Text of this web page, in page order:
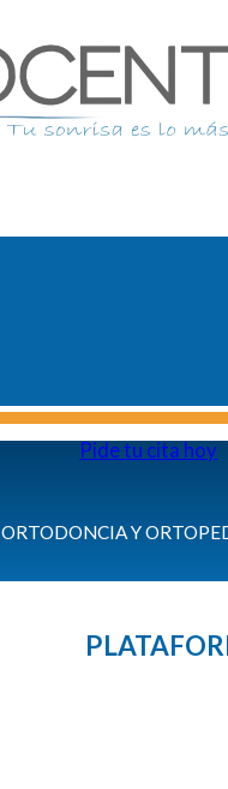
Pide tu cita hoy
ORTODONCIA Y